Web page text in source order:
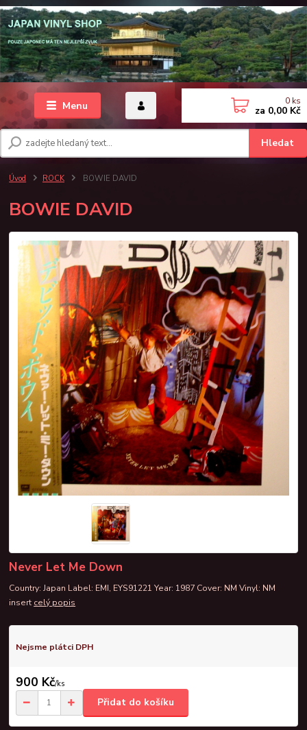
Menu
Hledat
0 ks
za 0,00 Kč
Úvod ROCK BOWIE DAVID
BOWIE DAVID
Never Let Me Down
Country: Japan Label: EMI, EYS91221 Year: 1987 Cover: NM Vinyl: NM
insert celý popis
Nejsme plátci DPH
900 Kč/ks
Přidat do košíku